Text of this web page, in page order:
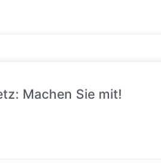
Machen Sie mit!